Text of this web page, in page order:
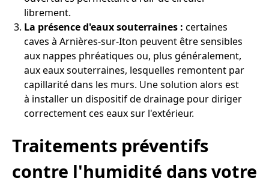
librement.
La présence d'eaux souterraines : certaines
caves à Arnières-sur-Iton peuvent être sensibles
aux nappes phréatiques ou, plus généralement,
aux eaux souterraines, lesquelles remontent par
capillarité dans les murs. Une solution alors est
à installer un dispositif de drainage pour diriger
correctement ces eaux sur l'extérieur.
Traitements préventifs
contre l'humidité dans votre